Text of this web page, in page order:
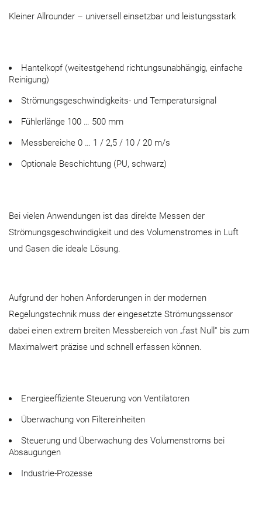
Kleiner Allrounder – universell einsetzbar und leistungsstark
Hantelkopf (weitestgehend richtungsunabhängig, einfache
Reinigung)
Strömungsgeschwindigkeits- und Temperatursignal
Fühlerlänge 100 … 500 mm
Messbereiche 0 … 1 / 2,5 / 10 / 20 m/s
Optionale Beschichtung (PU, schwarz)
Bei vielen Anwendungen ist das direkte Messen der
Strömungsgeschwindigkeit und des Volumenstromes in Luft
und Gasen die ideale Lösung.
Aufgrund der hohen Anforderungen in der modernen
Regelungstechnik muss der eingesetzte Strömungssensor
dabei einen extrem breiten Messbereich von „fast Null“ bis zum
Maximalwert präzise und schnell erfassen können.
Energieeffiziente Steuerung von Ventilatoren
Überwachung von Filtereinheiten
Steuerung und Überwachung des Volumenstroms bei
Absaugungen
Industrie-Prozesse